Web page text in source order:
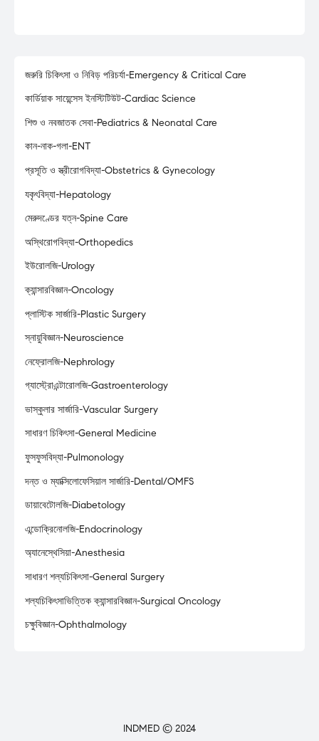
জরুরি চিকিৎসা ও নিবিড় পরিচর্যা-Emergency & Critical Care
কার্ডিয়াক সায়েন্সেস ইনস্টিটিউট-Cardiac Science
শিশু ও নবজাতক সেবা-Pediatrics & Neonatal Care
কান-নাক-গলা-ENT
প্রসূতি ও স্ত্রীরোগবিদ্যা-Obstetrics & Gynecology
যকৃৎবিদ্যা-Hepatology
মেরুদণ্ডের যত্ন-Spine Care
অস্থিরোগবিদ্যা-Orthopedics
ইউরোলজি-Urology
ক্যান্সারবিজ্ঞান-Oncology
প্লাস্টিক সার্জারি-Plastic Surgery
স্নায়ুবিজ্ঞান-Neuroscience
নেফ্রোলজি-Nephrology
গ্যাস্ট্রোএন্টারোলজি-Gastroenterology
ভাস্কুলার সার্জারি-Vascular Surgery
সাধারণ চিকিৎসা-General Medicine
ফুসফুসবিদ্যা-Pulmonology
দন্ত ও ম্যাক্সিলোফেসিয়াল সার্জারি-Dental/OMFS
ডায়াবেটোলজি-Diabetology
এন্ডোক্রিনোলজি-Endocrinology
অ্যানেস্থেসিয়া-Anesthesia
সাধারণ শল্যচিকিৎসা-General Surgery
শল্যচিকিৎসাভিত্তিক ক্যান্সারবিজ্ঞান-Surgical Oncology
চক্ষুবিজ্ঞান-Ophthalmology
INDMED © 2024